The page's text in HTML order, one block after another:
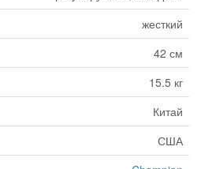
жесткий
42 см
15.5 кг
Китай
США